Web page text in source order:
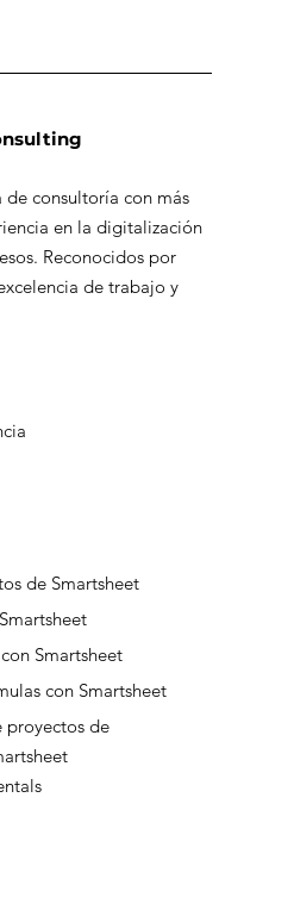
de Smartsheet
Smartsheet
con Smartsheet
de
de consultoría con más
en la digitalización
Reconocidos por
de trabajo y